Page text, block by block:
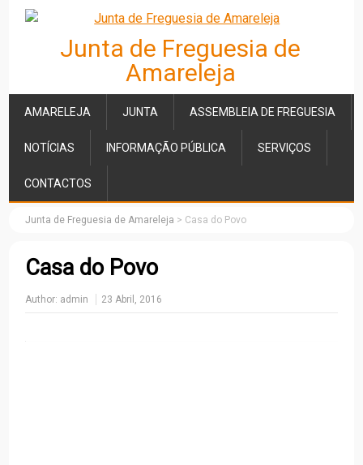
Junta de Freguesia de
Amareleja
AMARELEJA JUNTA ASSEMBLEIA DE FREGUESIA
NOTÍCIAS INFORMAÇÃO PÚBLICA SERVIÇOS
CONTACTOS
Junta de Freguesia de Amareleja > Casa do Povo
Casa do Povo
Author: admin 23 Abril, 2016